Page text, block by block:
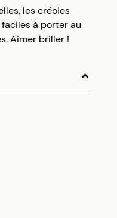
vos achats dans
d’achat.
dès votre
les créoles
à porter au
Aimer briller !